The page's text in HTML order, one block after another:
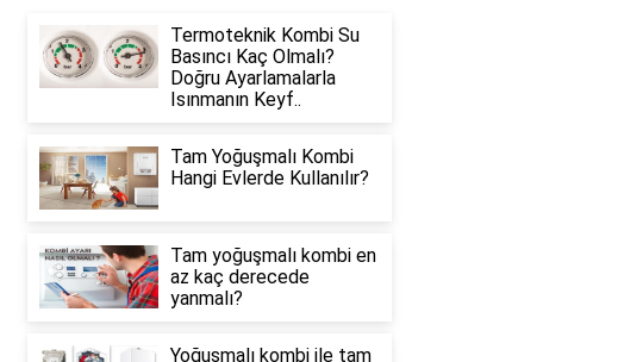
Termoteknik Kombi Su
Basıncı Kaç Olmalı?
Doğru Ayarlamalarla
Isınmanın Keyf..
Tam Yoğuşmalı Kombi
Hangi Evlerde Kullanılır?
Tam yoğuşmalı kombi en
az kaç derecede
yanmalı?
Yoğuşmalı kombi ile tam